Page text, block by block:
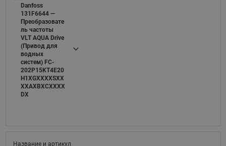
Danfoss
131F6644 —
Преобразовате
ль частоты
VLT AQUA Drive
(Привод для
водных
систем) FC-
202P15KT4E20
H1XGXXXXSXX
XXAXBXCXXXX
DX